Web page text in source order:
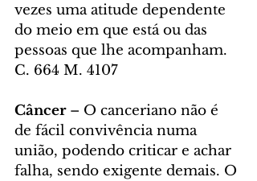
vezes uma atitude dependente
do meio em que está ou das
pessoas que lhe acompanham.
C. 664 M. 4107
Câncer – O canceriano não é
de fácil convivência numa
união, podendo criticar e achar
falha, sendo exigente demais. O